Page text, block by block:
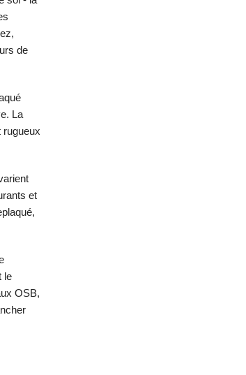
de
La
rugueux
et
le
OSB,